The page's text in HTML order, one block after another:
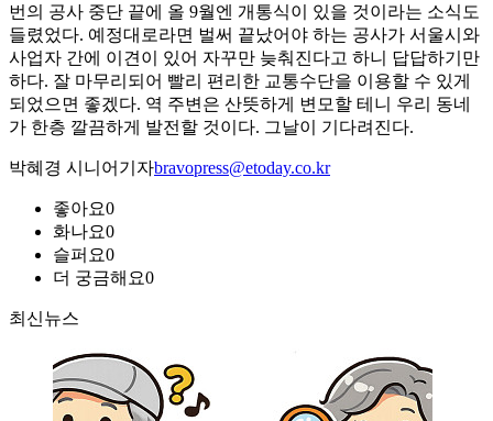
번의 공사 중단 끝에 올 9월엔 개통식이 있을 것이라는 소식도
들렸었다. 예정대로라면 벌써 끝났어야 하는 공사가 서울시와
사업자 간에 이견이 있어 자꾸만 늦춰진다고 하니 답답하기만
하다. 잘 마무리되어 빨리 편리한 교통수단을 이용할 수 있게
되었으면 좋겠다. 역 주변은 산뜻하게 변모할 테니 우리 동네
가 한층 깔끔하게 발전할 것이다. 그날이 기다려진다.
박혜경 시니어기자bravopress@etoday.co.kr
좋아요0
화나요0
슬퍼요0
더 궁금해요0
최신뉴스